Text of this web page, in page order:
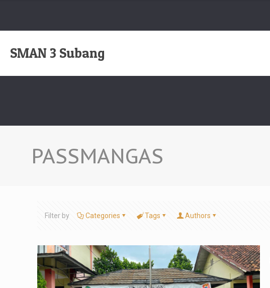
SMAN 3 Subang
PASSMANGAS
Filter by Categories Tags Authors